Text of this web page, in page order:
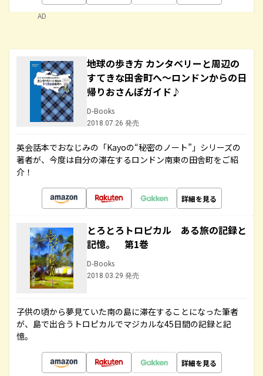
AD
地球の歩き方 カンタベリーと周辺の
すてきな田舎町へ～ロンドンからの日
帰りおさんぽガイド♪
D-Books
2018.07.26 発売
英会話本でおなじみの「Kayoの“秘密のノート”」シリーズの
著者が、今度は自分の滞在するロンドン南東の田舎町をご紹
介！
詳細を見る
とろとろトロピカル ある旅の記録と
記憶。 第1巻
D-Books
2018.03.29 発売
子供の頃から夢見ていた南の島に滞在することになった筆者
が、島で出合うトロピカルでマジカルな45日間の記録と記
憶。
詳細を見る